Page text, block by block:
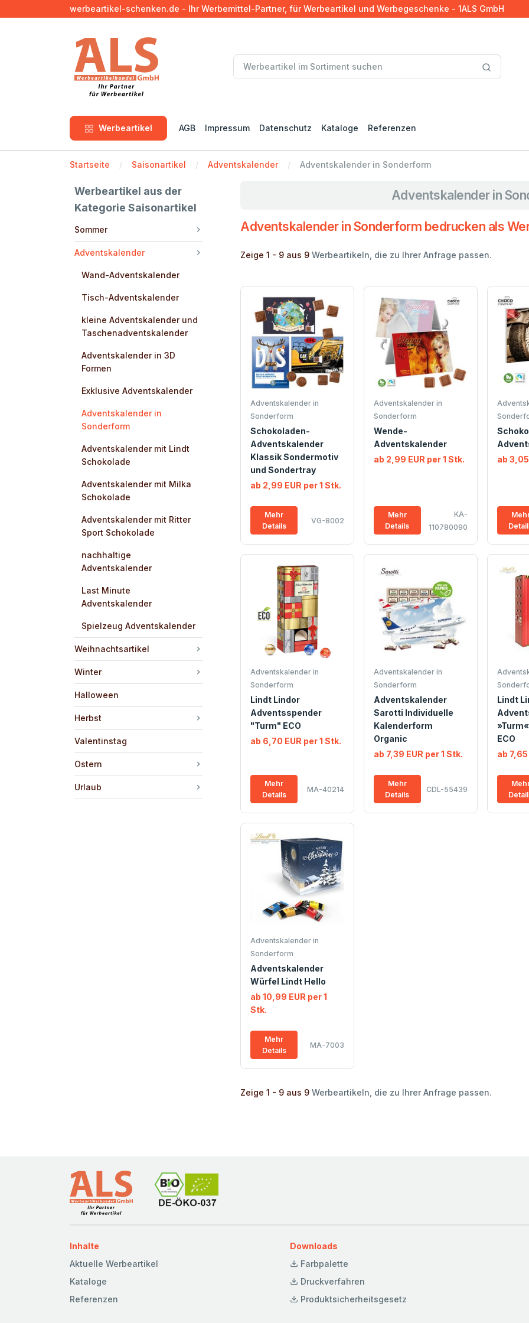
werbeartikel-schenken.de - Ihr Werbemittel-Partner, für Werbeartikel und Werbegeschenke - 1ALS GmbH
Werbeartikel AGB Impressum Datenschutz Kataloge Referenzen
Startseite Saisonartikel Adventskalender Adventskalender in Sonderform
Werbeartikel aus der
Kategorie Saisonartikel
Sommer
Adventskalender
Wand-Adventskalender
Tisch-Adventskalender
kleine Adventskalender und
Taschenadventskalender
Adventskalender in 3D
Formen
Exklusive Adventskalender
Adventskalender in
Sonderform
Adventskalender mit Lindt
Schokolade
Adventskalender mit Milka
Schokolade
Adventskalender mit Ritter
Sport Schokolade
nachhaltige
Adventskalender
Last Minute
Adventskalender
Spielzeug Adventskalender
Weihnachtsartikel
Winter
Halloween
Herbst
Valentinstag
Ostern
Urlaub
Adventskalender in
Adventskalender in Sonderform bedrucken als
Zeige 1 - 9 aus 9 Werbeartikeln, die zu Ihrer Anfrage passen.
Adventskalender in
Sonderform
Schokoladen-
Adventskalender
Klassik Sondermotiv
und Sondertray
ab 2,99 EUR per 1 Stk.
Mehr
Details
VG-8002
Adventskalender in
Sonderform
Wende-
Adventskalender
ab 2,99 EUR per 1 Stk.
Mehr
Details
KA-
110780090
ab 3,05
Adventskalender in
Sonderform
Lindt Lindor
Adventsspender
"Turm" ECO
ab 6,70 EUR per 1 Stk.
Mehr
Details
MA-40214
Adventskalender in
Sonderform
Adventskalender
Sarotti Individuelle
Kalenderform
Organic
ab 7,39 EUR per 1 Stk.
Mehr
Details
CDL-55439
Lindt
ECO
ab 7,65
Adventskalender in
Sonderform
Adventskalender
Würfel Lindt Hello
ab 10,99 EUR per 1
Stk.
Mehr
Details
MA-7003
Zeige 1 - 9 aus 9 Werbeartikeln, die zu Ihrer Anfrage passen.
Inhalte
Aktuelle Werbeartikel
Kataloge
Referenzen
Downloads
Farbpalette
Druckverfahren
Produktsicherheitsgesetz